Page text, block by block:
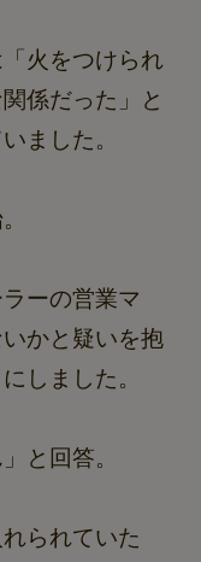
火をつけられ
係だった」と
ました。
ーの営業マ
かと疑いを抱
しました。
と回答。
られていた